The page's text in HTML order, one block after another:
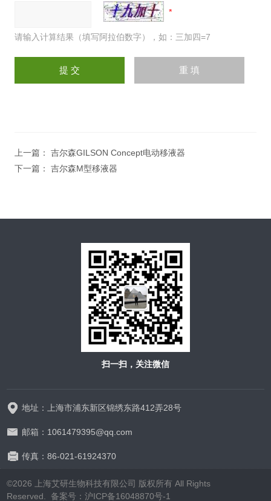
请输入计算结果（填写阿拉伯数字），如：三加四=7
上一篇： 吉尔森GILSON Concept电动移液器
下一篇： 吉尔森M型移液器
扫一扫，关注微信
地址：上海市浦东新区锦绣东路412弄28号
邮箱：1061479395@qq.com
传真：86-021-61924370
©2026 上海艾研生物科技有限公司 版权所有 All Rights
Reserved. 备案号：沪ICP备16048870号-1